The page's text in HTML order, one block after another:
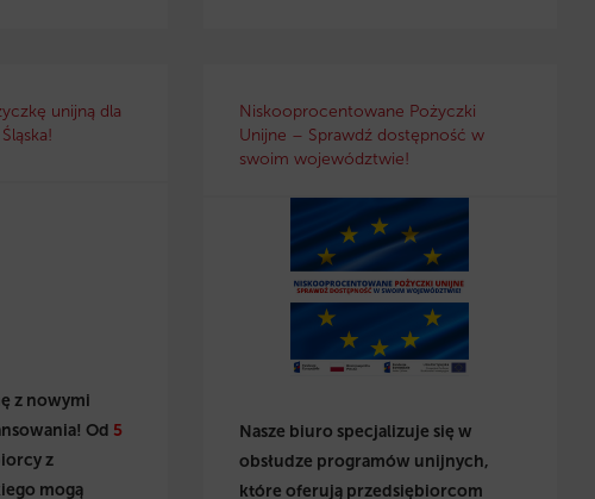
unijną dla
z nowymi
Od 5
z
mogą
Niskooprocentowane Pożyczki
Unijne – Sprawdź dostępność w
swoim województwie!
Nasze biuro specjalizuje się w
obsłudze programów unijnych,
które oferują przedsiębiorcom